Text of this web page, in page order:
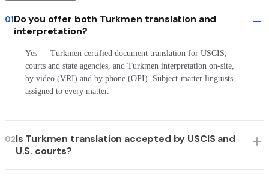
01Do you offer both Turkmen translation and
interpretation?
Yes — Turkmen certified document translation for USCIS,
courts and state agencies, and Turkmen interpretation on-site,
by video (VRI) and by phone (OPI). Subject-matter linguists
assigned to every matter.
02Is Turkmen translation accepted by USCIS and
U.S. courts?